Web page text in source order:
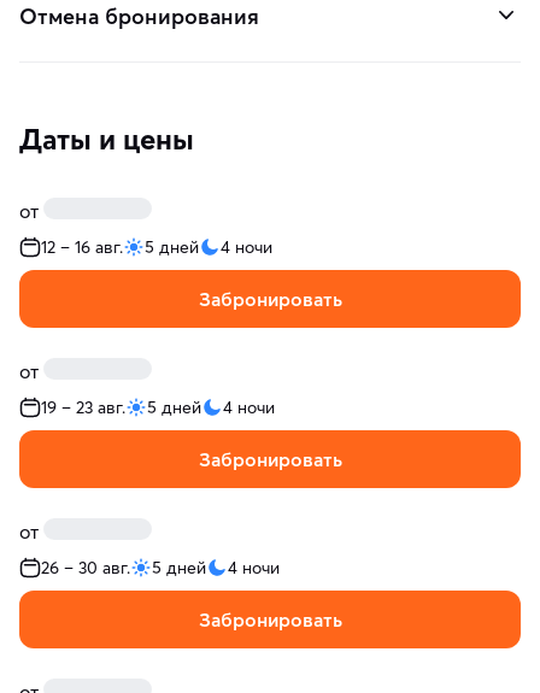
Отмена бронирования
Даты и цены
от
12 – 16 авг. 5 дней 4 ночи
Забронировать
от
19 – 23 авг. 5 дней 4 ночи
Забронировать
от
26 – 30 авг. 5 дней 4 ночи
Забронировать